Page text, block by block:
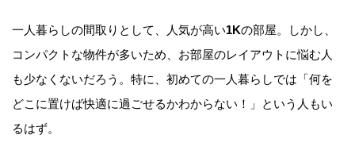
一人暮らしの間取りとして、人気が高い1Kの部屋。しかし、
コンパクトな物件が多いため、お部屋のレイアウトに悩む人
も少なくないだろう。特に、初めての一人暮らしでは「何を
どこに置けば快適に過ごせるかわからない！」という人もい
るはず。